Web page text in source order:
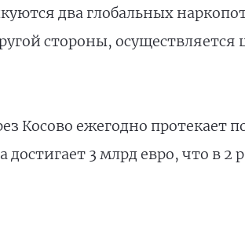
два глобальных
стороны, осуществляется
ежегодно протекает
3 млрд евро, что в 2